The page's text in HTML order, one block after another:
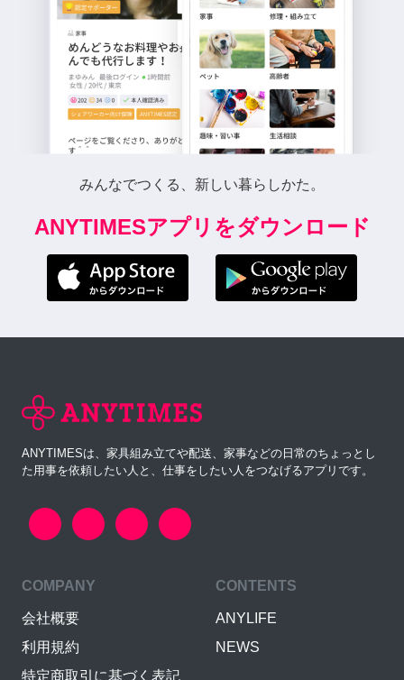
みんなでつくる、新しい暮らしかた。
ANYTIMESアプリをダウンロード
ANYTIMESは、家具組み立てや配送、家事などの日常のちょっとし
た用事を依頼したい人と、仕事をしたい人をつなげるアプリです。
COMPANY
会社概要
利用規約
特定商取引に基づく表記
CONTENTS
ANYLIFE
NEWS